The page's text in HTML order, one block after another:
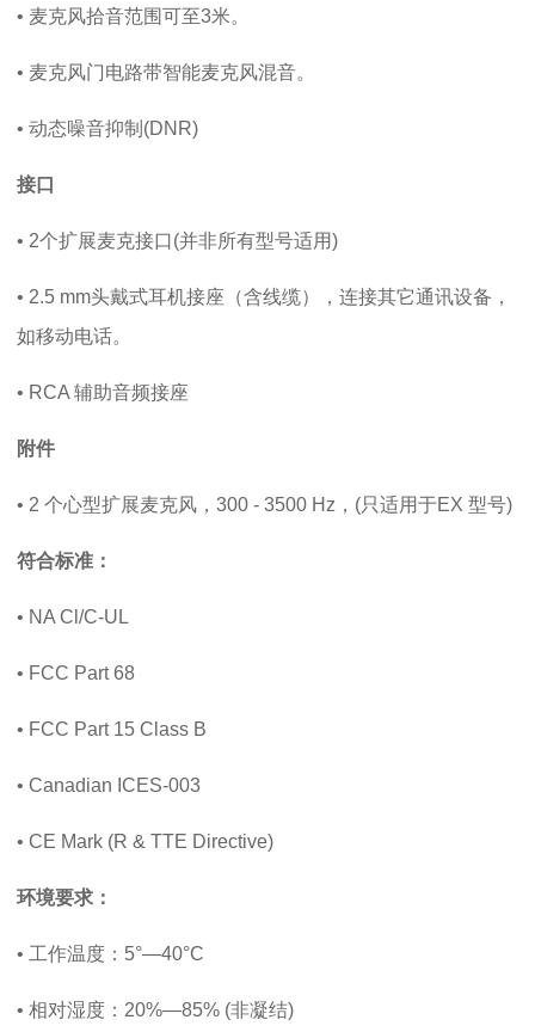
• 麦克风拾音范围可至3米。
• 麦克风门电路带智能麦克风混音。
• 动态噪音抑制(DNR)
接口
• 2个扩展麦克接口(并非所有型号适用)
• 2.5 mm头戴式耳机接座（含线缆），连接其它通讯设备，
如移动电话。
• RCA 辅助音频接座
附件
• 2 个心型扩展麦克风，300 - 3500 Hz，(只适用于EX 型号)
符合标准：
• NA Cl/C-UL
• FCC Part 68
• FCC Part 15 Class B
• Canadian ICES-003
• CE Mark (R & TTE Directive)
环境要求：
• 工作温度：5°—40°C
• 相对湿度：20%—85% (非凝结)